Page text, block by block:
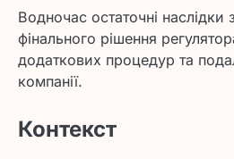
Водночас остаточні наслідки
фінального рішення
додаткових процедур та
компанії.
Контекст